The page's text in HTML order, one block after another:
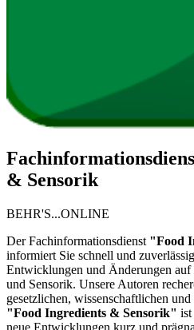
& Sensorik
BEHR'S...ONLINE
Der Fachinformationsdienst "Food
informiert Sie schnell und
Entwicklungen und Änderungen auf
und Sensorik. Unsere Autoren
gesetzlichen, wissenschaftlichen
"Food Ingredients & Sensorik" ist
neue Entwicklungen kurz und